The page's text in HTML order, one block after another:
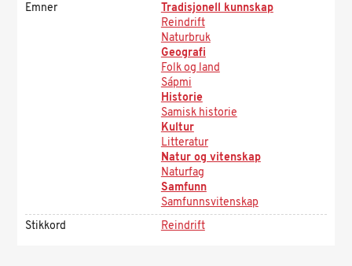
Emner
Tradisjonell kunnskap
Reindrift
Naturbruk
Geografi
Folk og land
Sápmi
Historie
Samisk historie
Kultur
Litteratur
Natur og vitenskap
Naturfag
Samfunn
Samfunnsvitenskap
Stikkord
Reindrift